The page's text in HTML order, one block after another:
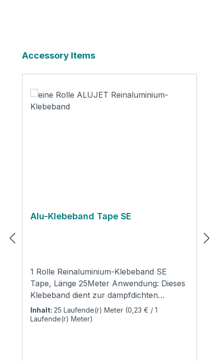
Produktgalerie überspringen
Accessory Items
Alu-Klebeband Tape SE
1 Rolle Reinaluminium-Klebeband SE
Tape, Länge 25Meter Anwendung: Dieses
Klebeband dient zur dampfdichten
Verklebung und Ummantelung von
alukaschierten Dämmstoffen in den
Inhalt: 25 Laufende(r) Meter (0,23 € / 1
Laufende(r) Meter)